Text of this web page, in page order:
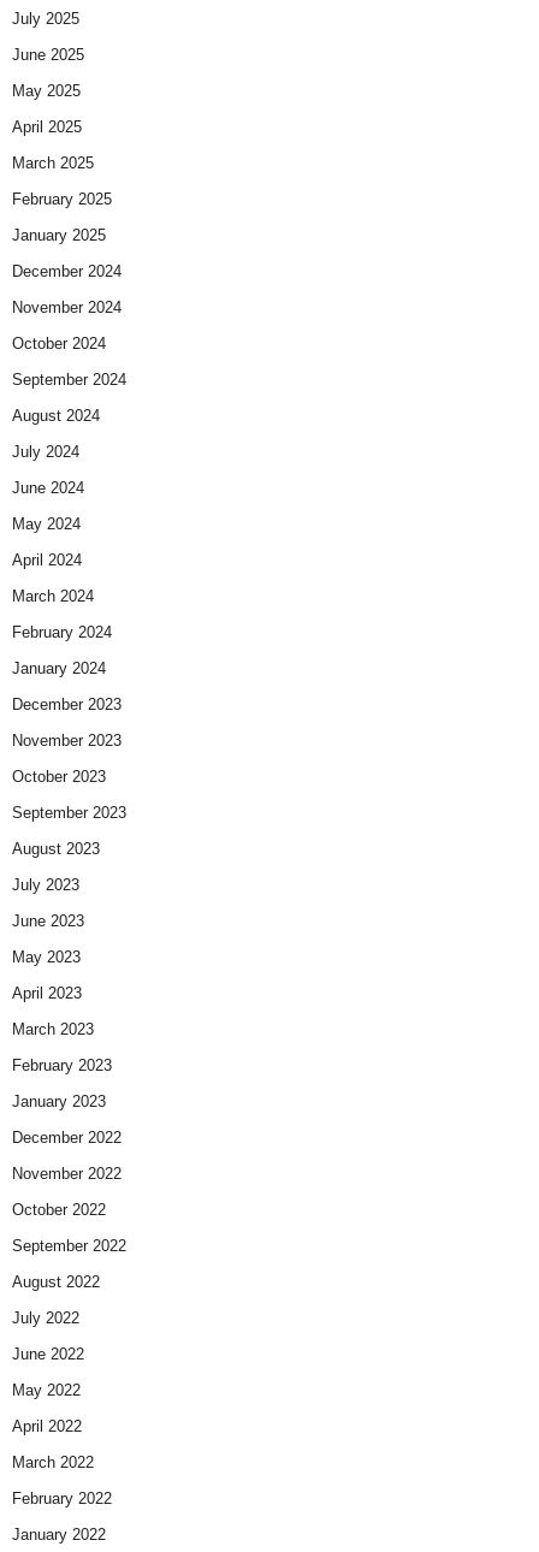
July 2025
June 2025
May 2025
April 2025
March 2025
February 2025
January 2025
December 2024
November 2024
October 2024
September 2024
August 2024
July 2024
June 2024
May 2024
April 2024
March 2024
February 2024
January 2024
December 2023
November 2023
October 2023
September 2023
August 2023
July 2023
June 2023
May 2023
April 2023
March 2023
February 2023
January 2023
December 2022
November 2022
October 2022
September 2022
August 2022
July 2022
June 2022
May 2022
April 2022
March 2022
February 2022
January 2022